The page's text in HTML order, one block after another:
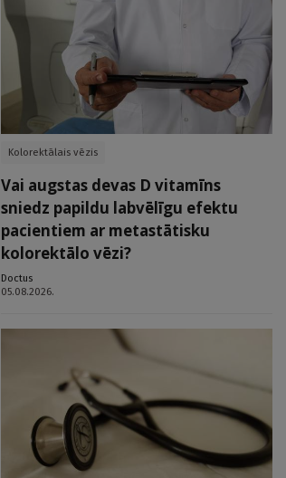
Kolorektālais vēzis
Vai augstas devas D vitamīns
sniedz papildu labvēlīgu efektu
pacientiem ar metastātisku
kolorektālo vēzi?
Doctus
05.08.2026.